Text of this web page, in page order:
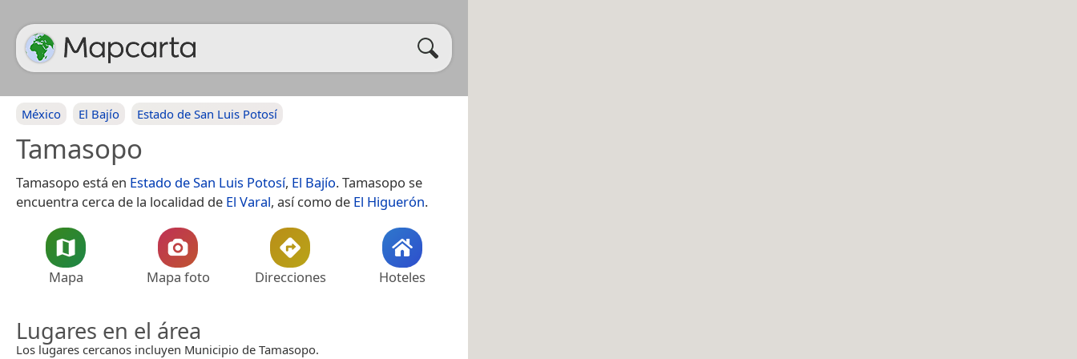
México El Bajío Estado de San Luis Potosí
Tamasopo
Tamasopo está en Estado de San Luis Potosí, El Bajío. Tamasopo se
encuentra cerca de la localidad de El Varal, así como de El Higuerón.
Mapa Mapa foto Direcciones Hoteles
Lugares en el área
Los lugares cercanos incluyen Municipio de Tamasopo.